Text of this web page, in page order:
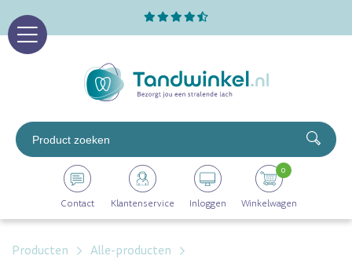
Altijd op voorraad
Op werkdagen voor 16.00 uur besteld, morgen in huis
Contact Klantenservice Inloggen Winkelwagen
0
Producten Alle-producten